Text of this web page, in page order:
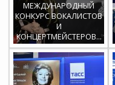
МЕЖДУНАРОДНЫЙ
КОНКУРС ВОКАЛИСТОВ
И
КОНЦЕРТМЕЙСТЕРОВ…